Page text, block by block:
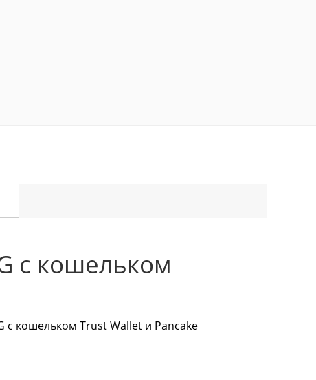
с кошельком
с кошельком Trust Wallet и Pancake